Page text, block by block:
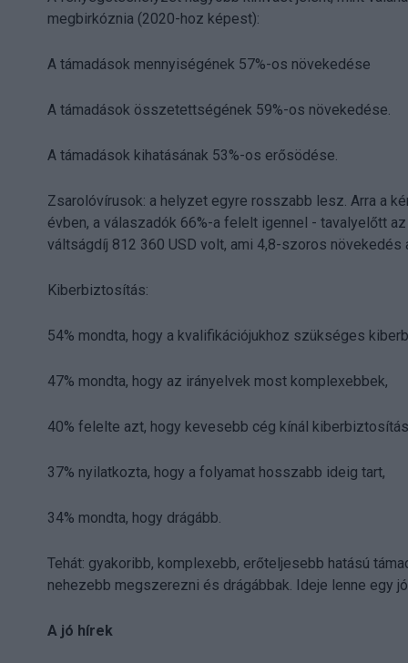
megbirkóznia (2020-hoz képest):
A támadások mennyiségének 57%-os növekedése
A támadások összetettségének 59%-os növekedése.
A támadások kihatásának 53%-os erősödése.
Zsarolóvírusok: a helyzet egyre rosszabb lesz. Arra a
évben, a válaszadók 66%-a felelt igennel - tavalyelőtt
váltságdíj 812 360 USD volt, ami 4,8-szoros
Kiberbiztosítás:
54% mondta, hogy a kvalifikációjukhoz szükséges
47% mondta, hogy az irányelvek most komplexebbek,
40% felelte azt, hogy kevesebb cég kínál
37% nyilatkozta, hogy a folyamat hosszabb ideig tart,
34% mondta, hogy drágább.
Tehát: gyakoribb, komplexebb, erőteljesebb hatású
nehezebb megszerezni és drágábbak. Ideje lenne egy
A jó hírek